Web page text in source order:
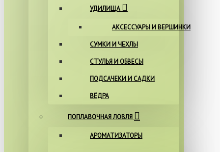
УДИЛИЩА
АКСЕССУАРЫ И ВЕРШИНКИ
СУМКИ И ЧЕХЛЫ
СТУЛЬЯ И ОБВЕСЫ
ПОДСАЧЕКИ И САДКИ
ВЁДРА
ПОПЛАВОЧНАЯ ЛОВЛЯ
АРОМАТИЗАТОРЫ